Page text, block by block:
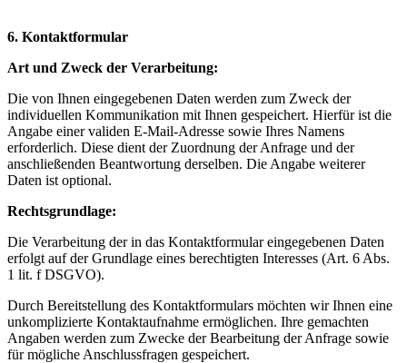
6. Kontaktformular
Art und Zweck der Verarbeitung:
Die von Ihnen eingegebenen Daten werden zum Zweck der
individuellen Kommunikation mit Ihnen gespeichert. Hierfür ist die
Angabe einer validen E-Mail-Adresse sowie Ihres Namens
erforderlich. Diese dient der Zuordnung der Anfrage und der
anschließenden Beantwortung derselben. Die Angabe weiterer
Daten ist optional.
Rechtsgrundlage:
Die Verarbeitung der in das Kontaktformular eingegebenen Daten
erfolgt auf der Grundlage eines berechtigten Interesses (Art. 6 Abs.
1 lit. f DSGVO).
Durch Bereitstellung des Kontaktformulars möchten wir Ihnen eine
unkomplizierte Kontaktaufnahme ermöglichen. Ihre gemachten
Angaben werden zum Zwecke der Bearbeitung der Anfrage sowie
für mögliche Anschlussfragen gespeichert.